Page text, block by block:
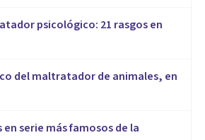
psicológico: 21 rasgos en
del maltratador de animales, en
en serie más famosos de la